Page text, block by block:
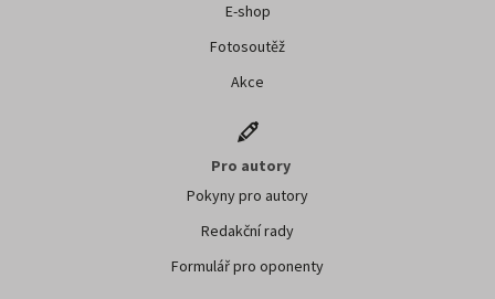
E-shop
Fotosoutěž
Akce
Pro autory
Pokyny pro autory
Redakční rady
Formulář pro oponenty